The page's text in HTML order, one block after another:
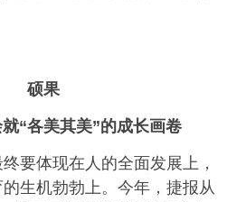
硕果
“各美其美”的成长画卷
要体现在人的全面发展上，
生机勃勃上。今年，捷报从